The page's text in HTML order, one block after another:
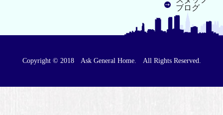
ブログ
Copyright © 2018 Ask General Home. All Rights Reserved.